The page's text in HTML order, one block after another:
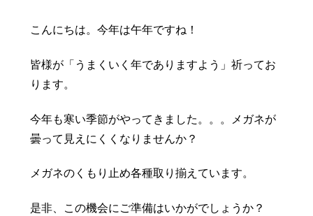
お問い合わせ
こんにちは。今年は午年ですね！
皆様が「うまくいく年でありますよう」祈ってお
ります。
今年も寒い季節がやってきました。。。メガネが
曇って見えにくくなりませんか？
メガネのくもり止め各種取り揃えています。
是非、この機会にご準備はいかがでしょうか？